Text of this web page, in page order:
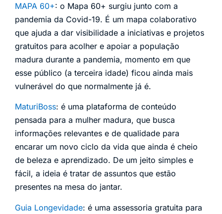
MAPA 60+: o Mapa 60+ surgiu junto com a
pandemia da Covid-19. É um mapa colaborativo
que ajuda a dar visibilidade a iniciativas e projetos
gratuitos para acolher e apoiar a população
madura durante a pandemia, momento em que
esse público (a terceira idade) ficou ainda mais
vulnerável do que normalmente já é.
MaturiBoss: é uma plataforma de conteúdo
pensada para a mulher madura, que busca
informações relevantes e de qualidade para
encarar um novo ciclo da vida que ainda é cheio
de beleza e aprendizado. De um jeito simples e
fácil, a ideia é tratar de assuntos que estão
presentes na mesa do jantar.
Guia Longevidade: é uma assessoria gratuita para